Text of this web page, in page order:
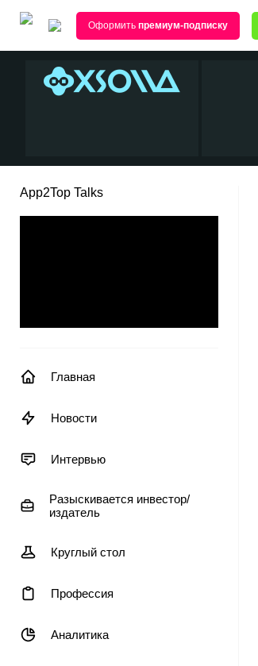
Оформить премиум-подписку
App2Top Talks
Главная
Новости
Интервью
Разыскивается инвестор/
издатель
Круглый стол
Профессия
Аналитика